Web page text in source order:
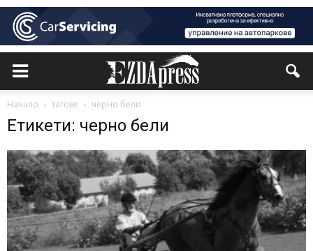
Начало тагове черно бели
Етикети: черно бели